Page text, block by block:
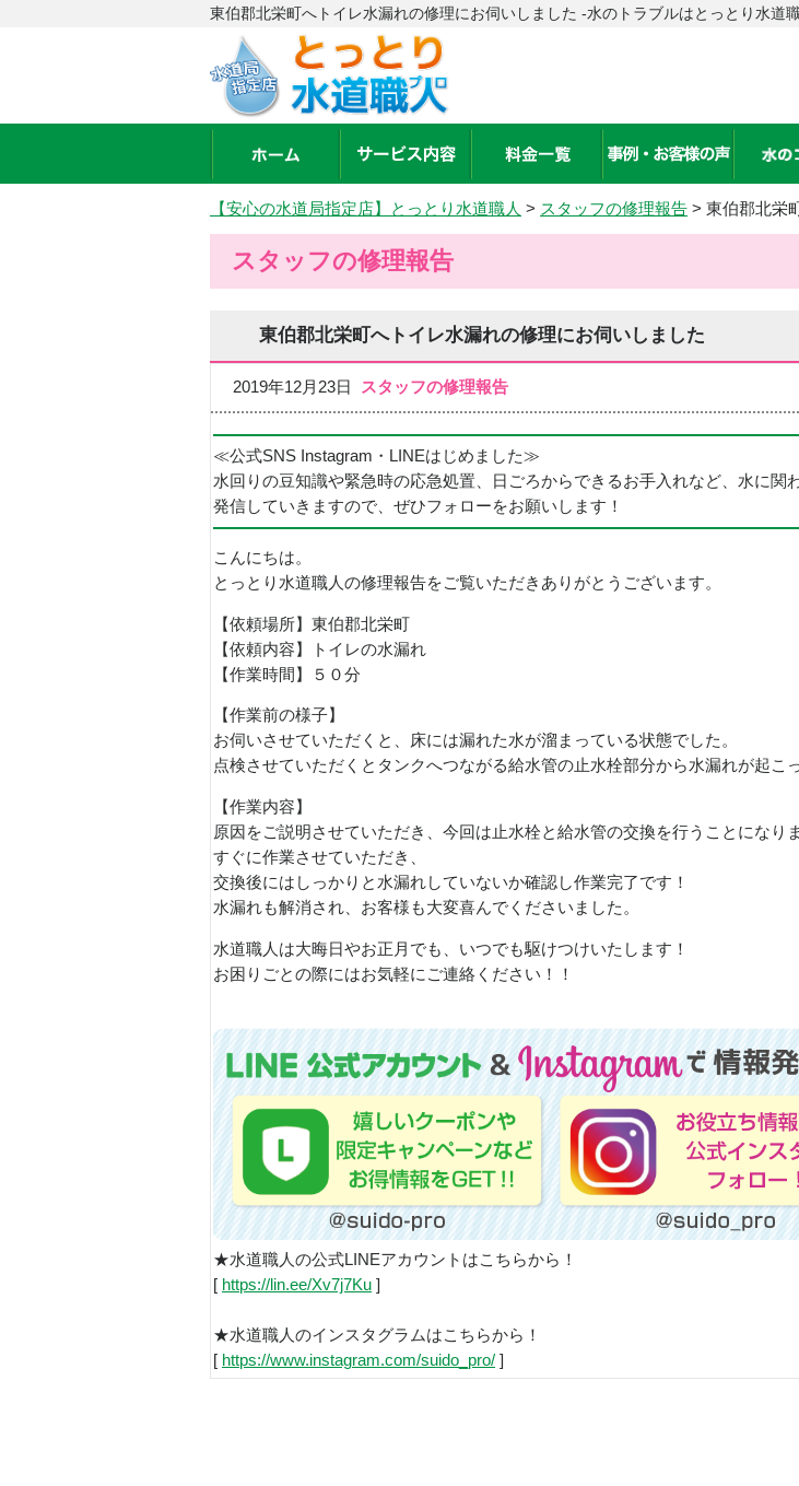
東伯郡北栄町へトイレ水漏れの修理にお伺いしました -水のトラブルはとっとり水道
【安心の水道局指定店】とっとり水道職人 > スタッフの修理報告 > 東伯郡北栄
スタッフの修理報告
東伯郡北栄町へトイレ水漏れの修理にお伺いしました
2019年12月23日 スタッフの修理報告
≪公式SNS Instagram・LINEはじめました≫
水回りの豆知識や緊急時の応急処置、日ごろからできるお手入れなど、水に関
発信していきますので、ぜひフォローをお願いします！
こんにちは。
とっとり水道職人の修理報告をご覧いただきありがとうございます。
【依頼場所】東伯郡北栄町
【依頼内容】トイレの水漏れ
【作業時間】５０分
【作業前の様子】
お伺いさせていただくと、床には漏れた水が溜まっている状態でした。
点検させていただくとタンクへつながる給水管の止水栓部分から水漏れが起こ
【作業内容】
原因をご説明させていただき、今回は止水栓と給水管の交換を行うことになり
すぐに作業させていただき、
交換後にはしっかりと水漏れしていないか確認し作業完了です！
水漏れも解消され、お客様も大変喜んでくださいました。
水道職人は大晦日やお正月でも、いつでも駆けつけいたします！
お困りごとの際にはお気軽にご連絡ください！！
★水道職人の公式LINEアカウントはこちらから！
[ https://lin.ee/Xv7j7Ku ]
★水道職人のインスタグラムはこちらから！
[ https://www.instagram.com/suido_pro/ ]